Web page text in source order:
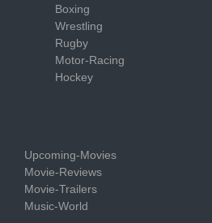
Boxing
Wrestling
Rugby
Motor-Racing
Hockey
Upcoming-Movies
Movie-Reviews
Movie-Trailers
Music-World